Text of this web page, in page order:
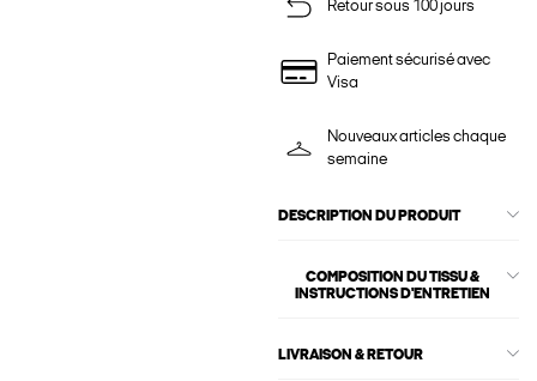
Retour sous 100 jours
Paiement sécurisé avec
Visa
Nouveaux articles chaque
semaine
DESCRIPTION DU PRODUIT
COMPOSITION DU TISSU &
INSTRUCTIONS D'ENTRETIEN
LIVRAISON & RETOUR